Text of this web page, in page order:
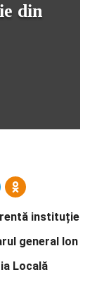
din
instituție
general Ion
Locală